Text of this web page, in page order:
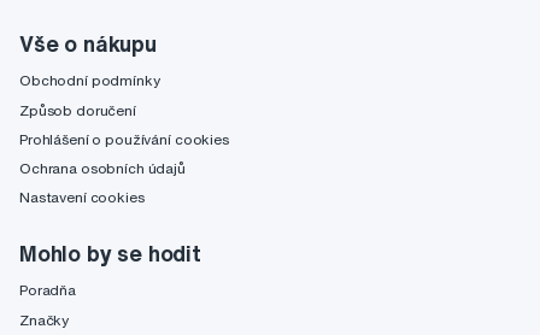
Vše o nákupu
Obchodní podmínky
Způsob doručení
Prohlášení o používání cookies
Ochrana osobních údajů
Nastavení cookies
Mohlo by se hodit
Poradňa
Značky